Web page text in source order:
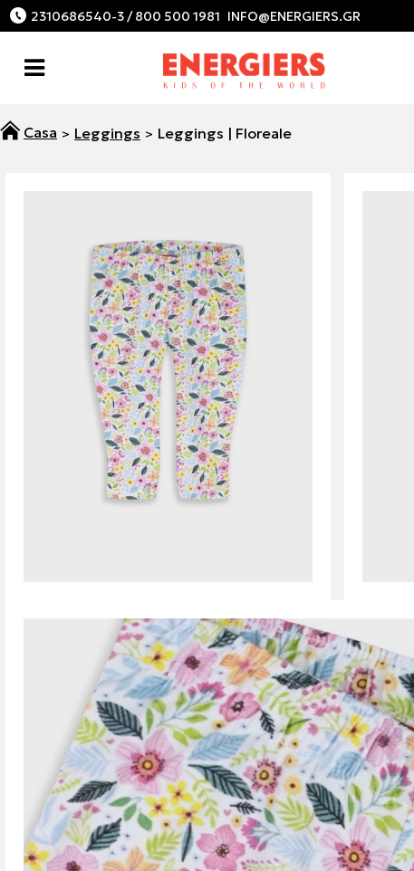
2310686540-3 / 800 500 1981
Leggings Leggings | Floreale